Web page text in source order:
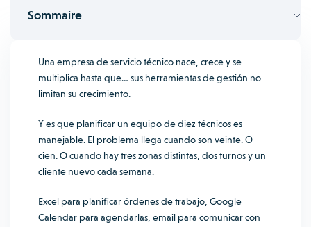
Sommaire
Una empresa de servicio técnico nace, crece y se
multiplica hasta que… sus herramientas de gestión no
limitan su crecimiento.
Y es que planificar un equipo de diez técnicos es
manejable. El problema llega cuando son veinte. O
cien. O cuando hay tres zonas distintas, dos turnos y un
cliente nuevo cada semana.
Excel para planificar órdenes de trabajo, Google
Calendar para agendarlas, email para comunicar con